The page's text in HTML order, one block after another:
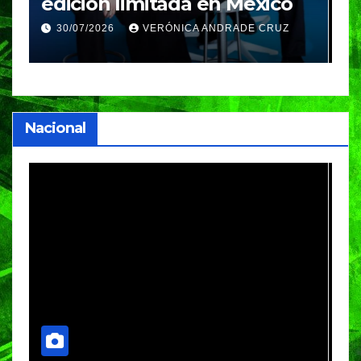
GIFF
25/07/2026 VERÓNICA ANDRADE CRUZ
Nacional